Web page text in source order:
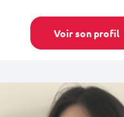
Voir son profil